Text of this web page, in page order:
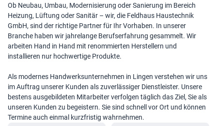
Ob Neubau, Umbau, Modernisierung oder Sanierung im Bereich
Heizung, Lüftung oder Sanitär – wir, die Feldhaus Haustechnik
GmbH, sind der richtige Partner für Ihr Vorhaben. In unserer
Branche haben wir jahrelange Berufserfahrung gesammelt. Wir
arbeiten Hand in Hand mit renommierten Herstellern und
installieren nur hochwertige Produkte.
Als modernes Handwerksunternehmen in Lingen verstehen wir uns
im Auftrag unserer Kunden als zuverlässiger Dienstleister. Unsere
bestens ausgebildeten Mitarbeiter verfolgen täglich das Ziel, Sie als
unseren Kunden zu begeistern. Sie sind schnell vor Ort und können
Termine auch einmal kurzfristig wahrnehmen.